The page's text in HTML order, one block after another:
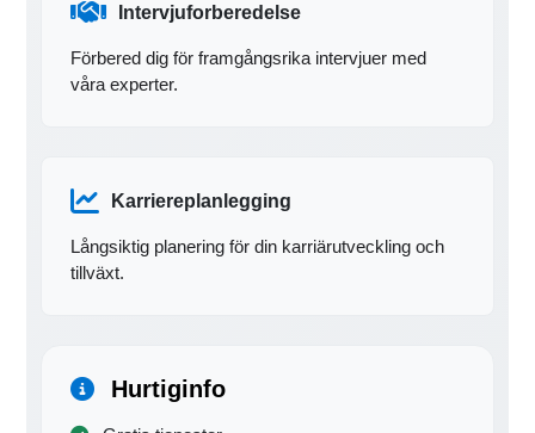
Intervjuforberedelse
Förbered dig för framgångsrika intervjuer med
våra experter.
Karriereplanlegging
Långsiktig planering för din karriärutveckling och
tillväxt.
Hurtiginfo